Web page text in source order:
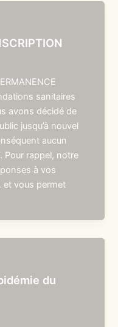
sanitaires
avons décidé de
jusqu’à nouvel
aucun
Pour rappel, notre
à vos
et vous permet
du